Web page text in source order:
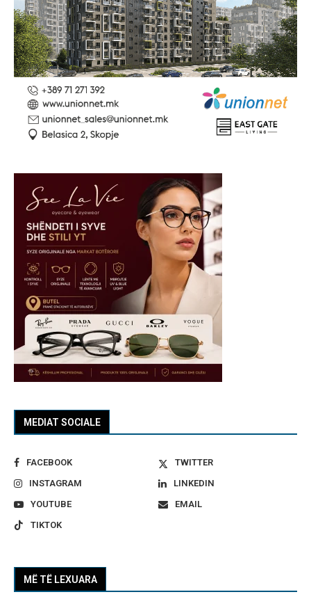
MEDIAT SOCIALE
FACEBOOK
TWITTER
INSTAGRAM
LINKEDIN
YOUTUBE
EMAIL
TIKTOK
MË TË LEXUARA